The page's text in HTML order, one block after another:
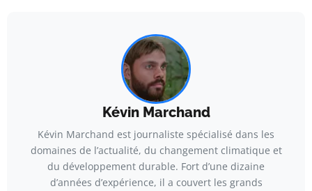
Kévin Marchand
Kévin Marchand est journaliste spécialisé dans les
domaines de l’actualité, du changement climatique et
du développement durable. Fort d’une dizaine
d’années d’expérience, il a couvert les grands